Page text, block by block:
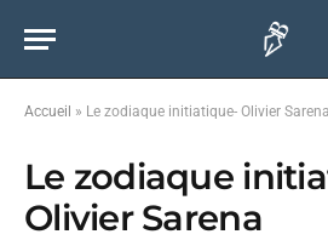
Accueil » Le zodiaque initiatique- Olivier Sarena
Le zodiaque
Olivier Sarena